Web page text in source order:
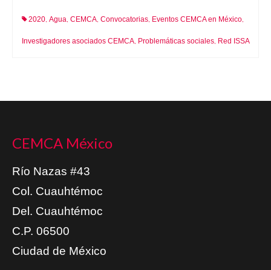
2020, Agua, CEMCA, Convocatorias, Eventos CEMCA en México,
Investigadores asociados CEMCA, Problemáticas sociales, Red ISSA
CEMCA México
Río Nazas #43
Col. Cuauhtémoc
Del. Cuauhtémoc
C.P. 06500
Ciudad de México